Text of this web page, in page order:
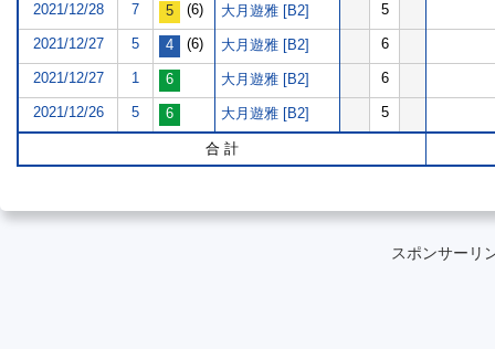
2021/12/28 7 (6) 大月遊雅 [B2] 5
2021/12/27 5 (6) 大月遊雅 [B2] 6
2021/12/27 1 大月遊雅 [B2] 6
2021/12/26 5 大月遊雅 [B2] 5
合 計
スポンサーリ